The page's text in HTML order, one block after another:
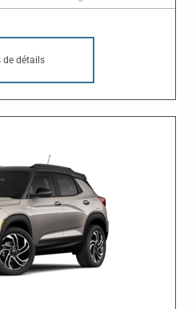
de détails